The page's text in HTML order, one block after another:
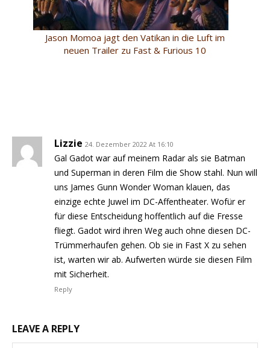
Jason Momoa jagt den Vatikan in die Luft im
neuen Trailer zu Fast & Furious 10
Lizzie 24. Dezember 2022 At 16:10
Gal Gadot war auf meinem Radar als sie Batman
und Superman in deren Film die Show stahl. Nun will
uns James Gunn Wonder Woman klauen, das
einzige echte Juwel im DC-Affentheater. Wofür er
für diese Entscheidung hoffentlich auf die Fresse
fliegt. Gadot wird ihren Weg auch ohne diesen DC-
Trümmerhaufen gehen. Ob sie in Fast X zu sehen
ist, warten wir ab. Aufwerten würde sie diesen Film
mit Sicherheit.
Reply
LEAVE A REPLY